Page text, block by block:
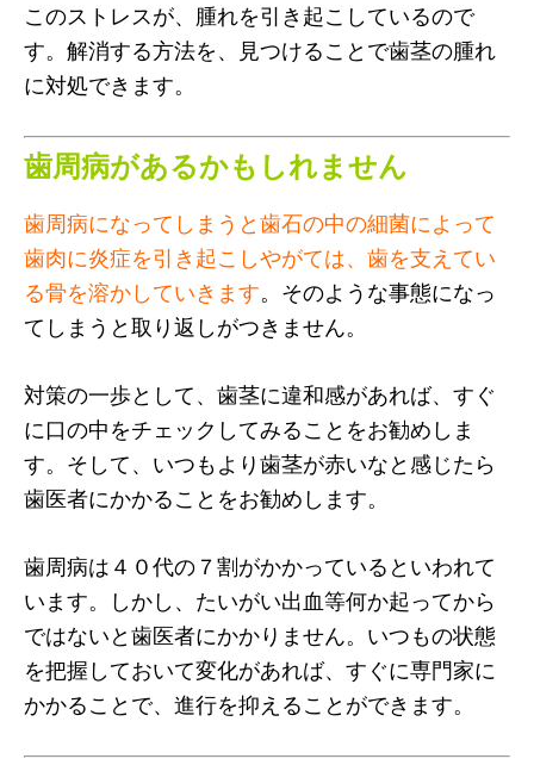
このストレスが、腫れを引き起こしているので
す。解消する方法を、見つけることで歯茎の腫れ
に対処できます。
歯周病があるかもしれません
歯周病になってしまうと歯石の中の細菌によって
歯肉に炎症を引き起こしやがては、歯を支えてい
る骨を溶かしていきます。そのような事態になっ
てしまうと取り返しがつきません。
対策の一歩として、歯茎に違和感があれば、すぐ
に口の中をチェックしてみることをお勧めしま
す。そして、いつもより歯茎が赤いなと感じたら
歯医者にかかることをお勧めします。
歯周病は４０代の７割がかかっているといわれて
います。しかし、たいがい出血等何か起ってから
ではないと歯医者にかかりません。いつもの状態
を把握しておいて変化があれば、すぐに専門家に
かかることで、進行を抑えることができます。